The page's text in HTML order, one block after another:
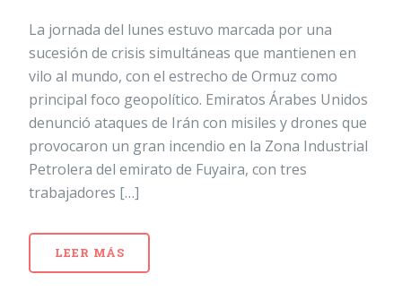
La jornada del lunes estuvo marcada por una
sucesión de crisis simultáneas que mantienen en
vilo al mundo, con el estrecho de Ormuz como
principal foco geopolítico. Emiratos Árabes Unidos
denunció ataques de Irán con misiles y drones que
provocaron un gran incendio en la Zona Industrial
Petrolera del emirato de Fuyaira, con tres
trabajadores […]
LEER MÁS